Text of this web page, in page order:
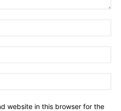
website in this browser for the